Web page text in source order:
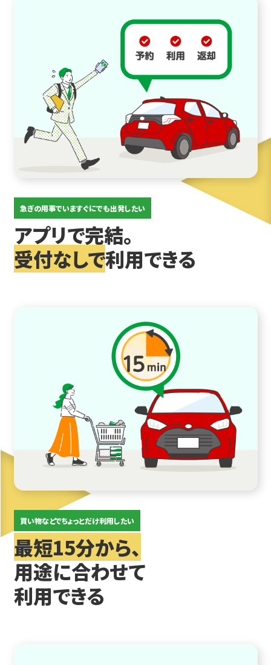
急ぎの用事でいますぐにでも出発したい
アプリで完結。
受付なしで利用できる
買い物などでちょっとだけ利用したい
最短15分から、
用途に合わせて
利用できる